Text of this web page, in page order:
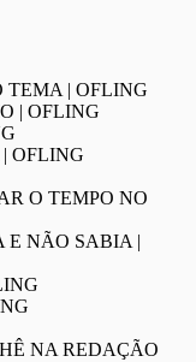
TEMA | OFLING
| OFLING
OFLING
O TEMPO NO
E NÃO SABIA |
NA REDAÇÃO